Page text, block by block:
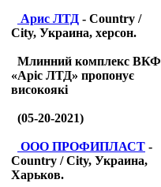
Арис ЛТД - Country /
City, Украина, херсон.
Млинний комплекс ВКФ
«Аріс ЛТД» пропонує
високоякі
(05-20-2021)
ООО ПРОФИПЛАСТ -
Country / City, Украина,
Харьков.